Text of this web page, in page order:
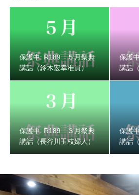
保護中: R189 ２月祭典講話（後藤文
保護中: R189 ５月祭典
講話（鈴木宏幸准員）
保護
講話
保護中: R189 ３月祭典
講話（長谷川玉枝婦人）
保護
講話